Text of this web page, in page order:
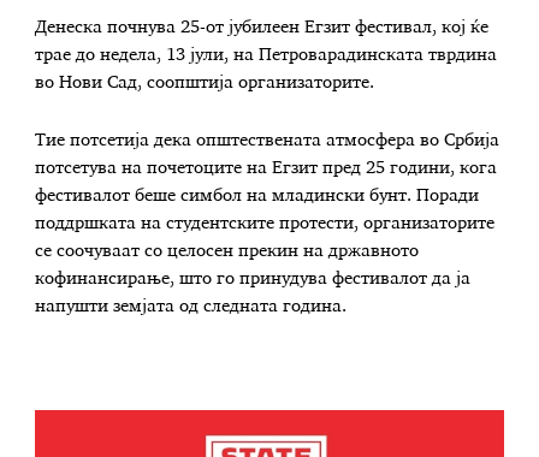
Денеска почнува 25-от јубилеен Егзит фестивал, кој ќе
трае до недела, 13 јули, на Петроварадинската тврдина
во Нови Сад, соопштија организаторите.
Тие потсетија дека општествената атмосфера во Србија
потсетува на почетоците на Егзит пред 25 години, кога
фестивалот беше симбол на младински бунт. Поради
поддршката на студентските протести, организаторите
се соочуваат со целосен прекин на државното
кофинансирање, што го принудува фестивалот да ја
напушти земјата од следната година.